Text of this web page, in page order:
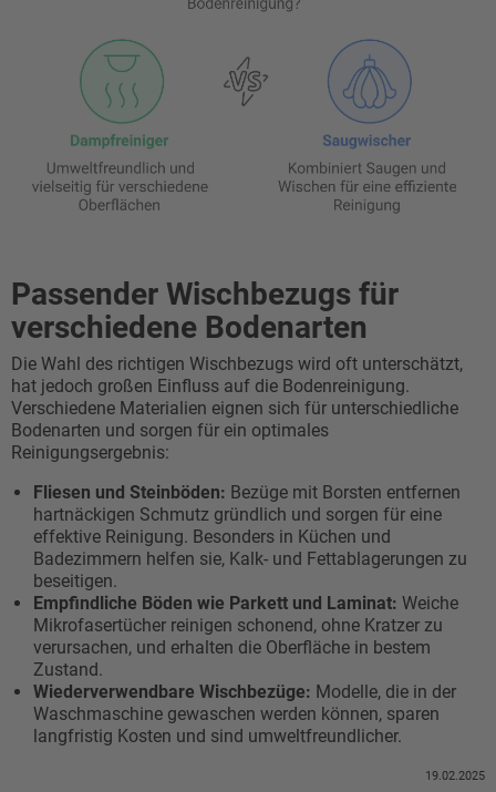
Passender Wischbezugs für
verschiedene Bodenarten
Die Wahl des richtigen Wischbezugs wird oft unterschätzt,
hat jedoch großen Einfluss auf die Bodenreinigung.
Verschiedene Materialien eignen sich für unterschiedliche
Bodenarten und sorgen für ein optimales
Reinigungsergebnis:
Fliesen und Steinböden: Bezüge mit Borsten entfernen
hartnäckigen Schmutz gründlich und sorgen für eine
effektive Reinigung. Besonders in Küchen und
Badezimmern helfen sie, Kalk- und Fettablagerungen zu
beseitigen.
Empfindliche Böden wie Parkett und Laminat: Weiche
Mikrofasertücher reinigen schonend, ohne Kratzer zu
verursachen, und erhalten die Oberfläche in bestem
Zustand.
Wiederverwendbare Wischbezüge: Modelle, die in der
Waschmaschine gewaschen werden können, sparen
langfristig Kosten und sind umweltfreundlicher.
19.02.2025